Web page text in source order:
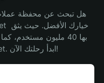
هل تبحث عن محفظة
بحرية على محفظة Bitget Wallet. ابدأ رحلتك الآن!